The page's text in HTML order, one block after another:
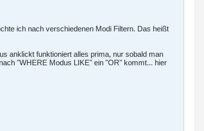
ich nach verschiedenen Modi Filtern. Das heißt
anklickt funktioniert alles prima, nur sobald man
"WHERE Modus LIKE" ein "OR" kommt... hier